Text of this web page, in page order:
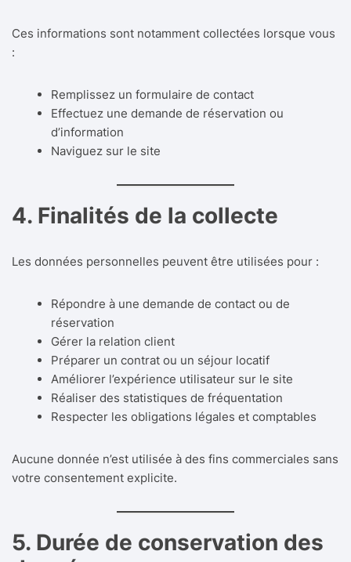
Ces informations sont notamment collectées lorsque vous
:
Remplissez un formulaire de contact
Effectuez une demande de réservation ou
d’information
Naviguez sur le site
4. Finalités de la collecte
Les données personnelles peuvent être utilisées pour :
Répondre à une demande de contact ou de
réservation
Gérer la relation client
Préparer un contrat ou un séjour locatif
Améliorer l’expérience utilisateur sur le site
Réaliser des statistiques de fréquentation
Respecter les obligations légales et comptables
Aucune donnée n’est utilisée à des fins commerciales sans
votre consentement explicite.
5. Durée de conservation des